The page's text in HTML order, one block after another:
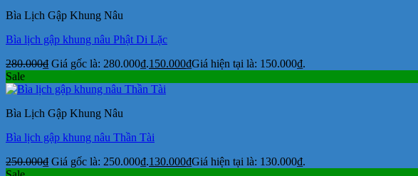
Bìa Lịch Gập Khung Nâu
Bìa lịch gập khung nâu Phật Di Lặc
280.000₫ Giá gốc là: 280.000₫.150.000₫Giá hiện tại là: 150.000₫.
Sale
Bìa Lịch Gập Khung Nâu
Bìa lịch gập khung nâu Thần Tài
250.000₫ Giá gốc là: 250.000₫.130.000₫Giá hiện tại là: 130.000₫.